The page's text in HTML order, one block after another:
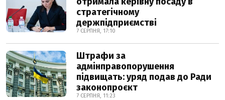
стратегічному
держпідприємстві
7 СЕРПНЯ, 17:10
Штрафи за
адмінправопорушення
підвищать: уряд подав до Ради
законопроєкт
7 СЕРПНЯ, 11:23